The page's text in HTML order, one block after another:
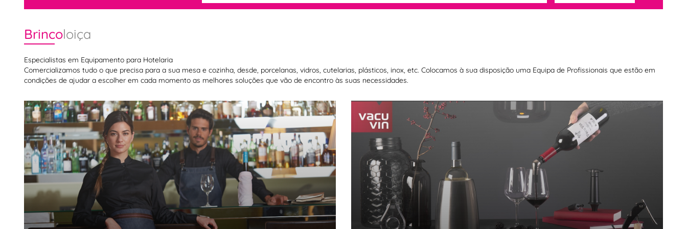
Brincoloiça
Especialistas em Equipamento para Hotelaria
Comercializamos tudo o que precisa para a sua mesa e cozinha, desde, porcelanas, vidros, cutelarias, plásticos, inox, etc. Colocamos à sua disposição uma Equipa de Profissionais que estão em
condições de ajudar a escolher em cada momento as melhores soluções que vão de encontro às suas necessidades.